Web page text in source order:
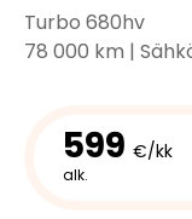
Turbo 680hv
78 000 km |
599 €/kk
alk.